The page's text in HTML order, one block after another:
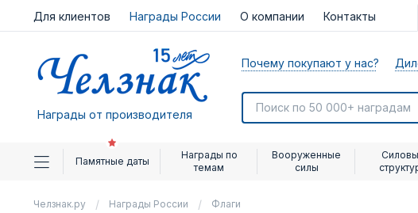
Для клиентов Награды России О компании Контакты
Награды от производителя
Почему покупают у нас?
Памятные даты
Награды по
темам
Вооруженные
силы
Челзнак.ру Награды России Флаги